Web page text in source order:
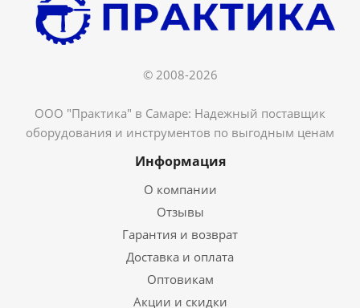
© 2008-2026
ООО "Практика" в Самаре: Надежный поставщик
оборудования и инструментов по выгодным ценам
Информация
О компании
Отзывы
Гарантия и возврат
Доставка и оплата
Оптовикам
Акции и скидки